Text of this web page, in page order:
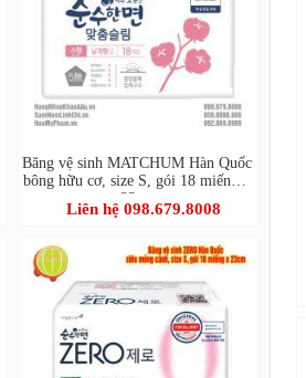
Băng vệ sinh MATCHUM Hàn Quốc
bông hữu cơ, size S, gói 18 miếng x
23cm
Liên hệ 098.679.8008